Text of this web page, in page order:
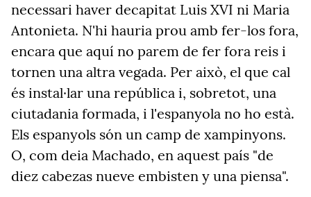
necessari haver decapitat Luis XVI ni Maria
Antonieta. N'hi hauria prou amb fer-los fora,
encara que aquí no parem de fer fora reis i
tornen una altra vegada. Per això, el que cal
és instal·lar una república i, sobretot, una
ciutadania formada, i l'espanyola no ho està.
Els espanyols són un camp de xampinyons.
O, com deia Machado, en aquest país "de
diez cabezas nueve embisten y una piensa".